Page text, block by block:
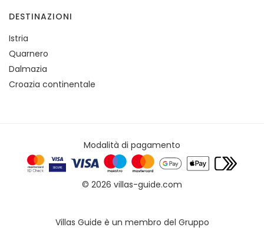
DESTINAZIONI
Istria
Quarnero
Dalmazia
Croazia continentale
Modalità di pagamento
© 2026 villas-guide.com
Villas Guide è un membro del Gruppo